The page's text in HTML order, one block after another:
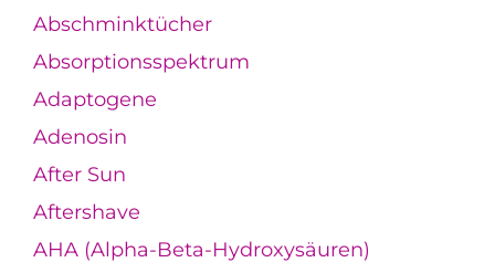
Abschminktücher
Absorptionsspektrum
Adaptogene
Adenosin
After Sun
Aftershave
AHA (Alpha-Beta-Hydroxysäuren)